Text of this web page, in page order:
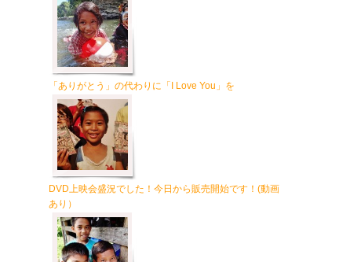
「ありがとう」の代わりに「I Love You」を
DVD上映会盛況でした！今日から販売開始です！(動画
あり）